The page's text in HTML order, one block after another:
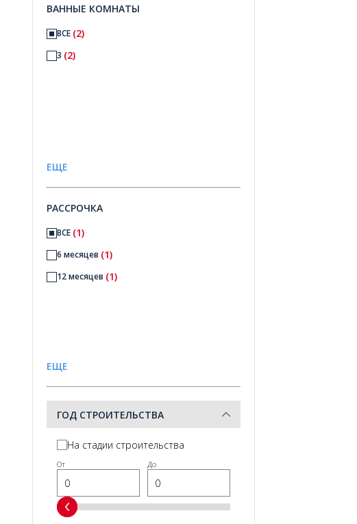
ВАННЫЕ КОМНАТЫ
ВСЕ (2)
3 (2)
ЕЩЕ
РАССРОЧКА
ВСЕ (1)
6 месяцев (1)
12 месяцев (1)
ЕЩЕ
ГОД СТРОИТЕЛЬСТВА
На стадии строительства
От До